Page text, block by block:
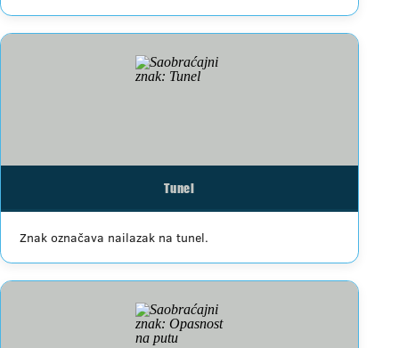
Tunel
Znak označava nailazak na tunel.